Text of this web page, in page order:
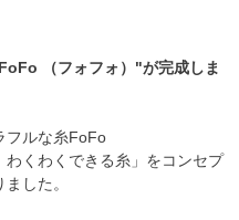
（フォフォ）"が完成しま
フルな糸FoFo
わくわくできる糸」をコンセプ
した。